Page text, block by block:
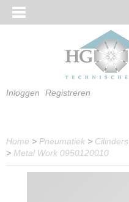
Inloggen Registreren
Home > Pneumatiek > Cilinders
> Metal Work 0950120010